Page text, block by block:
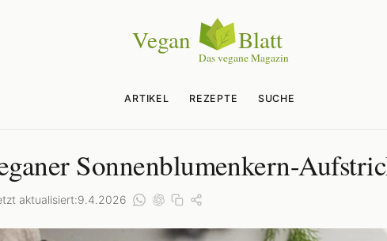
ARTIKEL REZEPTE SUCHE
Sonnenblumenkern-
aktualisiert:9.4.2026